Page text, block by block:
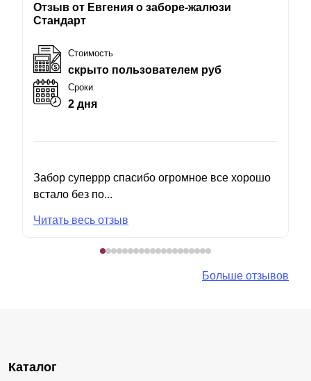
Отзыв от Евгения о заборе-жалюзи
Стандарт
Стоимость
скрыто пользователем руб
Сроки
2 дня
Забор суперрр спасибо огромное все хорошо
встало без по...
Читать весь отзыв
Больше отзывов
Каталог